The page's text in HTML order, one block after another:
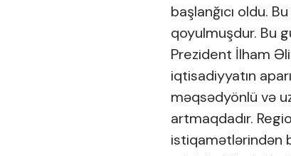
başlanğıcı oldu.
qoyulmuşdur. Bu
Prezident İlham
iqtisadiyyatın
məqsədyönlü və
artmaqdadır.
istiqamətlərindən